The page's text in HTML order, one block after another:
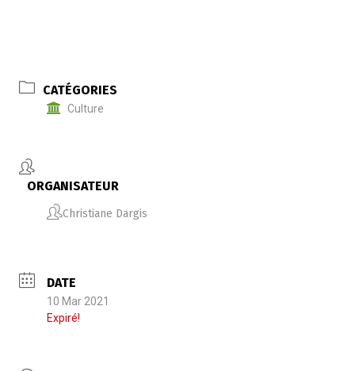
CATÉGORIES
Culture
ORGANISATEUR
Christiane Dargis
DATE
10 Mar 2021
Expiré!